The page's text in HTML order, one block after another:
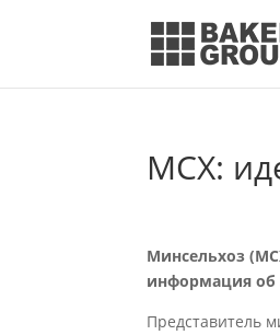
МСХ:
Минсельхоз
информация об
Представитель